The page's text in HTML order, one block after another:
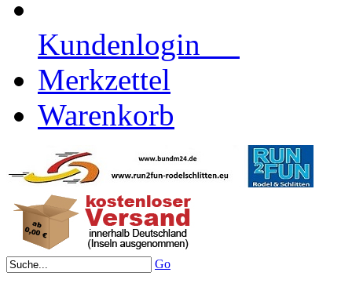
Kundenlogin
Merkzettel
Warenkorb
Go